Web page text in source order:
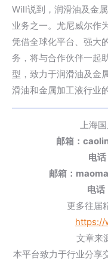
Will说到，润滑油及金
业务之一。尤尼威尔作
凭借全球化平台、强大
务，将与合作伙伴一起
型，致力于润滑油及金
滑油和金属加工液行业
上海
邮箱：
电
邮箱：
电
更多往届
https://
文章来
本平台致力于行业分享